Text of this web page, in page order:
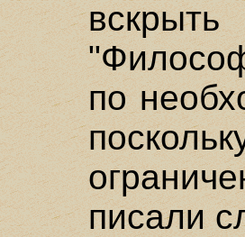
по
писали